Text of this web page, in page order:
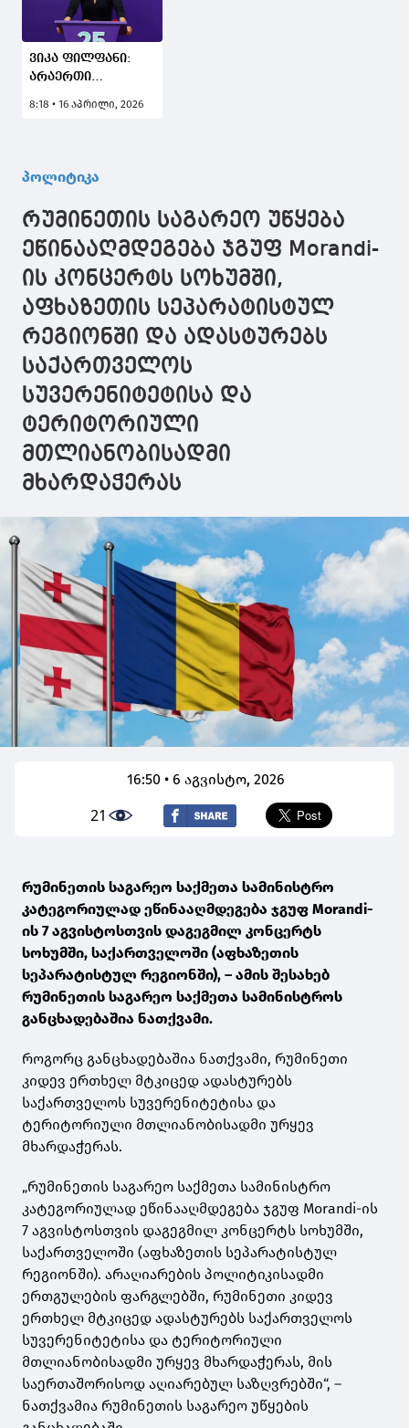
ვიკა ფილფანი:
არაერთი
დახარჯული, რომ
მნიშვნელოვანია
მონაწილეობა. 30
წლის ნაშრომი, ამ
ალიანსებმა და
პარტიებმა
წინასაარჩევნოდ
2025 წელს, წყალში
ჩაყარეს
8:18 • 16 აპრილი, 2026
პოლიტიკა
რუმინეთის საგარეო უწყება
ეწინააღმდეგება ჯგუფ Morandi-
ის კონცერტს სოხუმში,
აფხაზეთის სეპარატისტულ
რეგიონში და ადასტურებს
საქართველოს
სუვერენიტეტისა და
ტერიტორიული
მთლიანობისადმი
მხარდაჭერას
16:50 • 6 აგვისტო, 2026
21
რუმინეთის საგარეო საქმეთა სამინისტრო
კატეგორიულად ეწინააღმდეგება ჯგუფ Morandi-
ის 7 აგვისტოსთვის დაგეგმილ კონცერტს
სოხუმში, საქართველოში (აფხაზეთის
სეპარატისტულ რეგიონში), – ამის შესახებ
რუმინეთის საგარეო საქმეთა სამინისტროს
განცხადებაშია ნათქვამი.
როგორც განცხადებაშია ნათქვამი, რუმინეთი
კიდევ ერთხელ მტკიცედ ადასტურებს
საქართველოს სუვერენიტეტისა და
ტერიტორიული მთლიანობისადმი ურყევ
მხარდაჭერას.
„რუმინეთის საგარეო საქმეთა სამინისტრო
კატეგორიულად ეწინააღმდეგება ჯგუფ Morandi-ის
7 აგვისტოსთვის დაგეგმილ კონცერტს სოხუმში,
საქართველოში (აფხაზეთის სეპარატისტულ
რეგიონში). არაღიარების პოლიტიკისადმი
ერთგულების ფარგლებში, რუმინეთი კიდევ
ერთხელ მტკიცედ ადასტურებს საქართველოს
სუვერენიტეტისა და ტერიტორიული
მთლიანობისადმი ურყევ მხარდაჭერას, მის
საერთაშორისოდ აღიარებულ საზღვრებში“, –
ნათქვამია რუმინეთის საგარეო უწყების